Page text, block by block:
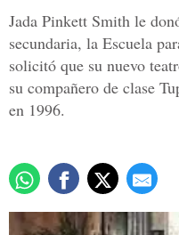
Jada Pinkett Smith le
secundaria, la Escuela
solicitó que su nuevo
su compañero de clase
en 1996.